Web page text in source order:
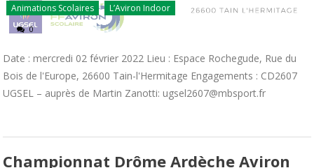
Animations Scolaires L’Aviron Indoor
0
Date : mercredi 02 février 2022 Lieu : Espace Rochegude, Rue du
Bois de l'Europe, 26600 Tain-l'Hermitage Engagements : CD2607
UGSEL – auprès de Martin Zanotti: ugsel2607@mbsport.fr
Championnat Drôme Ardèche Aviron